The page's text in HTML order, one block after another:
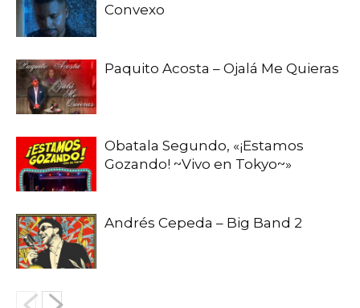
Convexo
Paquito Acosta – Ojalá Me Quieras
Obatala Segundo, «¡Estamos
Gozando! ~Vivo en Tokyo~»
Andrés Cepeda – Big Band 2